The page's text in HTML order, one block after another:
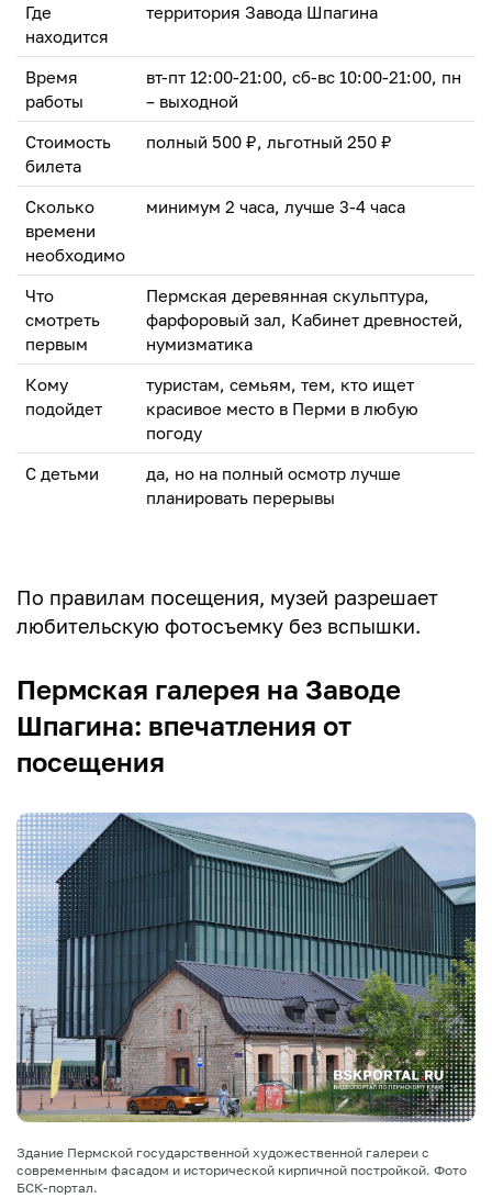
Где
находится
территория Завода Шпагина
Время
работы
вт-пт 12:00-21:00, сб-вс 10:00-21:00, пн
– выходной
Стоимость
билета
полный 500 ₽, льготный 250 ₽
Сколько
времени
необходимо
минимум 2 часа, лучше 3-4 часа
Что
смотреть
первым
Пермская деревянная скульптура,
фарфоровый зал, Кабинет древностей,
нумизматика
Кому
подойдет
туристам, семьям, тем, кто ищет
красивое место в Перми в любую
погоду
С детьми
да, но на полный осмотр лучше
планировать перерывы
По правилам посещения, музей разрешает
любительскую фотосъемку без вспышки.
Пермская галерея на Заводе
Шпагина: впечатления от
посещения
Здание Пермской государственной художественной галереи с
современным фасадом и исторической кирпичной постройкой. Фото
БСК-портал.